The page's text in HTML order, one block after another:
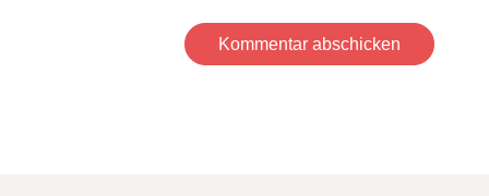
Kommentar abschicken